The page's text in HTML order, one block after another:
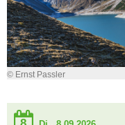
© Ernst Passler